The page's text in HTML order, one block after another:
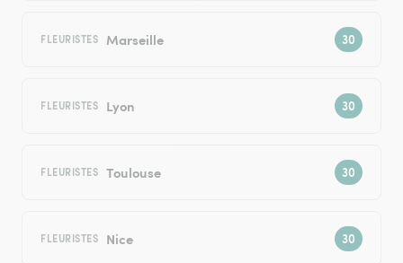
FLEURISTES Marseille
FLEURISTES Lyon
FLEURISTES Toulouse
FLEURISTES Nice